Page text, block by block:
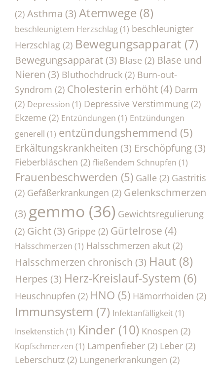
(2) Asthma (3) Atemwege (8)
beschleunigtem Herzschlag(1) beschleunigter
Herzschlag (2) Bewegungsapparat (7)
Bewegungsapparat (3) Blase (2) Blase und
Nieren (3) Bluthochdruck (2) Burn-out-
Syndrom (2) Cholesterin erhöht (4) Darm
(2) Depression (1) Depressive Verstimmung (2)
Ekzeme (2) Entzündungen (1) Entzündungen
generell (1) entzündungshemmend (5)
Erkältungskrankheiten (3) Erschöpfung (3)
Fieberbläschen (2) fließendem Schnupfen (1)
Frauenbeschwerden (5) Galle (2) Gastritis
(2) Gefäßerkrankungen (2) Gelenkschmerzen
(3) gemmo (36) Gewichtsregulierung
(2) Gicht (3) Grippe (2) Gürtelrose (4)
Halsschmerzen (1) Halsschmerzen akut (2)
Halsschmerzen chronisch (3) Haut (8)
Herpes (3) Herz-Kreislauf-System (6)
Heuschnupfen (2) HNO (5) Hämorrhoiden (2)
Immunsystem (7) Infektanfälligkeit(1)
Insektenstich (1) Kinder (10) Knospen (2)
Kopfschmerzen (1) Lampenfieber (2) Leber (2)
Leberschutz (2) Lungenerkrankungen (2)